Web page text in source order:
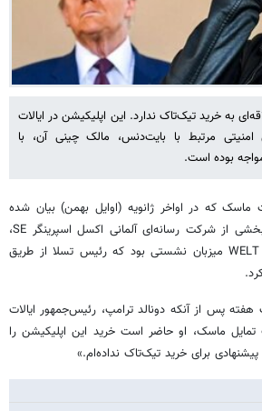
به خرید تیک‌تاک ندارد. این اپلیکیشن در ایالات
امنیتی مرتبط با بایت‌دنس، مالک چینی آن، با
بوده است.
ماسک که در اواخر ژانویه (اوایل بهمن) بیان شده
بود، از سوی گروه WELT، بخشی از شرکت رسانه‌ای آلمانی اکسل اسپرینگر SE،
به‌صورت آنلاین منتشر شد. WELT میزبان نشستی بود که رئیس تسلا از طریق
پس از آنکه دونالد ترامپ، رئیس‌جمهور ایالات
ماسک، او حاضر است خرید این اپلیکیشن را
برای خرید تیک‌تاک نداده‌ام.»